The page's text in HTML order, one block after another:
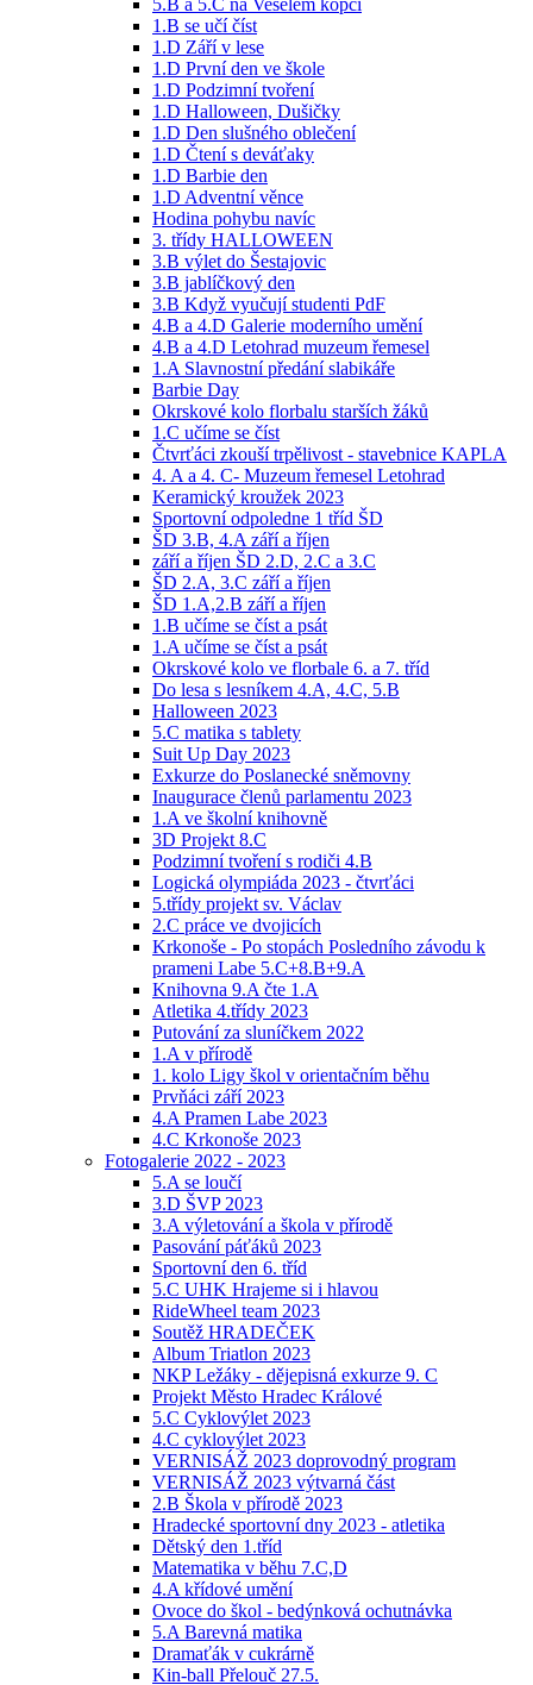
5.B a 5.C na Veselém kopci
1.B se učí číst
1.D Září v lese
1.D První den ve škole
1.D Podzimní tvoření
1.D Halloween, Dušičky
1.D Den slušného oblečení
1.D Čtení s deváťaky
1.D Barbie den
1.D Adventní věnce
Hodina pohybu navíc
3. třídy HALLOWEEN
3.B výlet do Šestajovic
3.B jablíčkový den
3.B Když vyučují studenti PdF
4.B a 4.D Galerie moderního umění
4.B a 4.D Letohrad muzeum řemesel
1.A Slavnostní předání slabikáře
Barbie Day
Okrskové kolo florbalu starších žáků
1.C učíme se číst
Čtvrťáci zkouší trpělivost - stavebnice KAPLA
4. A a 4. C- Muzeum řemesel Letohrad
Keramický kroužek 2023
Sportovní odpoledne 1 tříd ŠD
ŠD 3.B, 4.A září a říjen
září a říjen ŠD 2.D, 2.C a 3.C
ŠD 2.A, 3.C září a říjen
ŠD 1.A,2.B září a říjen
1.B učíme se číst a psát
1.A učíme se číst a psát
Okrskové kolo ve florbale 6. a 7. tříd
Do lesa s lesníkem 4.A, 4.C, 5.B
Halloween 2023
5.C matika s tablety
Suit Up Day 2023
Exkurze do Poslanecké sněmovny
Inaugurace členů parlamentu 2023
1.A ve školní knihovně
3D Projekt 8.C
Podzimní tvoření s rodiči 4.B
Logická olympiáda 2023 - čtvrťáci
5.třídy projekt sv. Václav
2.C práce ve dvojicích
Krkonoše - Po stopách Posledního závodu k
prameni Labe 5.C+8.B+9.A
Knihovna 9.A čte 1.A
Atletika 4.třídy 2023
Putování za sluníčkem 2022
1.A v přírodě
1. kolo Ligy škol v orientačním běhu
Prvňáci září 2023
4.A Pramen Labe 2023
4.C Krkonoše 2023
Fotogalerie 2022 - 2023
5.A se loučí
3.D ŠVP 2023
3.A výletování a škola v přírodě
Pasování páťáků 2023
Sportovní den 6. tříd
5.C UHK Hrajeme si i hlavou
RideWheel team 2023
Soutěž HRADEČEK
Album Triatlon 2023
NKP Ležáky - dějepisná exkurze 9. C
Projekt Město Hradec Králové
5.C Cyklovýlet 2023
4.C cyklovýlet 2023
VERNISÁŽ 2023 doprovodný program
VERNISÁŽ 2023 výtvarná část
2.B Škola v přírodě 2023
Hradecké sportovní dny 2023 - atletika
Dětský den 1.tříd
Matematika v běhu 7.C,D
4.A křídové umění
Ovoce do škol - bedýnková ochutnávka
5.A Barevná matika
Dramaťák v cukrárně
Kin-ball Přelouč 27.5.